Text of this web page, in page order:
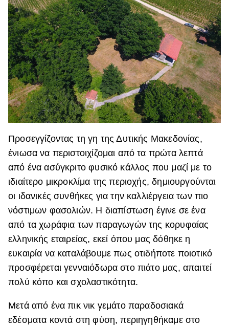
Προσεγγίζοντας τη γη της Δυτικής Μακεδονίας,
ένιωσα να περιστοιχίζομαι από τα πρώτα λεπτά
από ένα ασύγκριτο φυσικό κάλλος που μαζί με το
ιδιαίτερο μικροκλίμα της περιοχής, δημιουργούνται
οι ιδανικές συνθήκες για την καλλιέργεια των πιο
νόστιμων φασολιών. Η διαπίστωση έγινε σε ένα
από τα χωράφια των παραγωγών της κορυφαίας
ελληνικής εταιρείας, εκεί όπου μας δόθηκε η
ευκαιρία να καταλάβουμε πως οτιδήποτε ποιοτικό
προσφέρεται γενναιόδωρα στο πιάτο μας, απαιτεί
πολύ κόπο και σχολαστικότητα.
Μετά από ένα πικ νικ γεμάτο παραδοσιακά
εδέσματα κοντά στη φύση, περιηγηθήκαμε στο